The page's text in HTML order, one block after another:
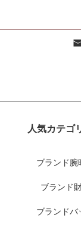
人気カテゴ
ブランド腕
ブランド
ブランドバ